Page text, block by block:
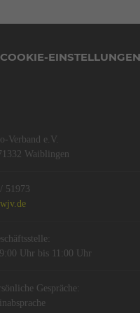
COOKIE-EINSTELLUNGEN
Verband e.V.
Waiblingen
51973
Uhr bis 11:00 Uhr
Gespräche: